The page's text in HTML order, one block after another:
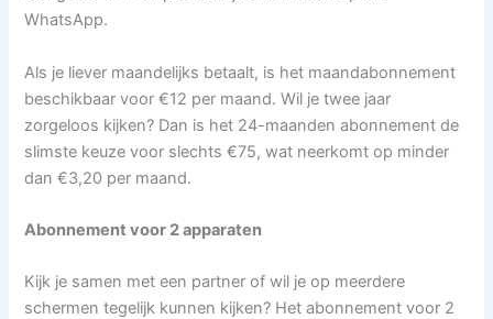
WhatsApp.
Als je liever maandelijks betaalt, is het maandabonnement
beschikbaar voor €12 per maand. Wil je twee jaar
zorgeloos kijken? Dan is het 24-maanden abonnement de
slimste keuze voor slechts €75, wat neerkomt op minder
dan €3,20 per maand.
Abonnement voor 2 apparaten
Kijk je samen met een partner of wil je op meerdere
schermen tegelijk kunnen kijken? Het abonnement voor 2